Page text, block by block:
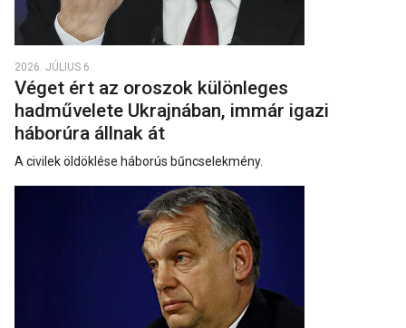
2026. JÚLIUS 6.
Véget ért az oroszok különleges
hadművelete Ukrajnában, immár igazi
háborúra állnak át
A civilek öldöklése háborús bűncselekmény.